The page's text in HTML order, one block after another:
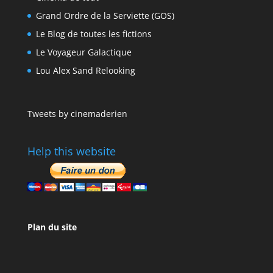
Grand Ordre de la Serviette (GOS)
Le Blog de toutes les fictions
Le Voyageur Galactique
Lou Alex Sand Relooking
Tweets by cinemaderien
Help this website
Plan du site